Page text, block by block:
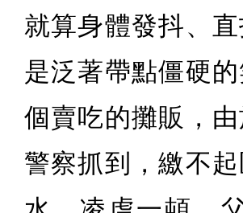
就算身體發抖、
是泛著帶點僵硬
個賣吃的攤販，
警察抓到，繳不